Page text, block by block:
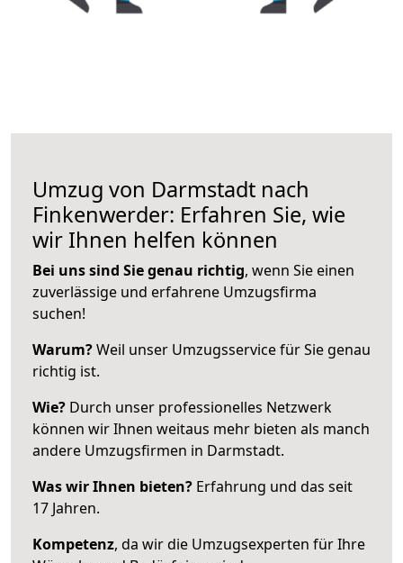
Umzug von Darmstadt nach
Finkenwerder: Erfahren Sie, wie
wir Ihnen helfen können
Bei uns sind Sie genau richtig, wenn Sie einen
zuverlässige und erfahrene Umzugsfirma
suchen!
Warum?Weil unser Umzugsservice für Sie genau
richtig ist.
Wie? Durch unser professionelles Netzwerk
können wir Ihnen weitaus mehr bieten als manch
andere Umzugsfirmen in Darmstadt.
Was wir Ihnen bieten? Erfahrung und das seit
17 Jahren.
Kompetenz, da wir die Umzugsexperten für Ihre